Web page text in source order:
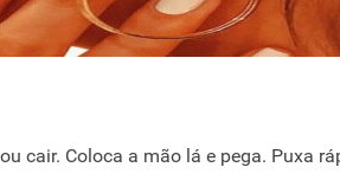
cair. Coloca a mão lá e pega. Puxa